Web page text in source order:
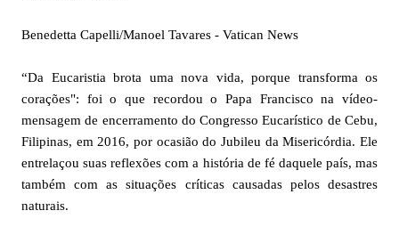
Benedetta Capelli/Manoel Tavares - Vatican News
“Da Eucaristia brota uma nova vida, porque transforma os
corações": foi o que recordou o Papa Francisco na vídeo-
mensagem de encerramento do Congresso Eucarístico de Cebu,
Filipinas, em 2016, por ocasião do Jubileu da Misericórdia. Ele
entrelaçou suas reflexões com a história de fé daquele país, mas
também com as situações críticas causadas pelos desastres
naturais.